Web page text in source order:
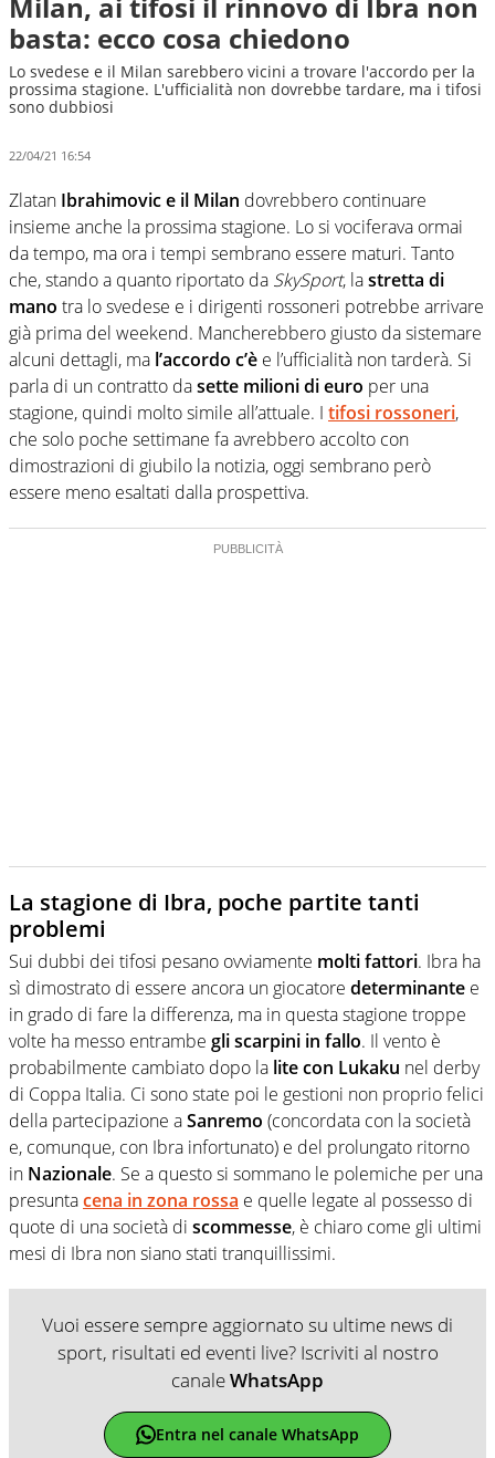
basta: ecco cosa chiedono
Lo svedese e il Milan sarebbero vicini a trovare l'accordo per la
prossima stagione. L'ufficialità non dovrebbe tardare, ma i tifosi
sono dubbiosi
22/04/21 16:54
Zlatan Ibrahimovic e il Milan dovrebbero continuare
insieme anche la prossima stagione. Lo si vociferava ormai
da tempo, ma ora i tempi sembrano essere maturi. Tanto
che, stando a quanto riportato da SkySport, lastretta di
mano tra lo svedese e i dirigenti rossoneri potrebbe arrivare
già prima del weekend. Mancherebbero giusto da sistemare
alcuni dettagli, ma l’accordo c’è e l’ufficialità non tarderà. Si
parla di un contratto dasette milioni di euro per una
stagione, quindi molto simile all’attuale. I tifosi rossoneri,
che solo poche settimane fa avrebbero accolto con
dimostrazioni di giubilo la notizia, oggi sembrano però
essere meno esaltati dalla prospettiva.
La stagione di Ibra, poche partite tanti
problemi
Sui dubbi dei tifosi pesano ovviamente molti fattori. Ibra ha
sì dimostrato di essere ancora un giocatore determinante e
in grado di fare la differenza, ma in questa stagione troppe
volte ha messo entrambe gli scarpini in fallo. Il vento è
probabilmente cambiato dopo la lite con Lukaku nel derby
di Coppa Italia. Ci sono state poi le gestioni non proprio felici
della partecipazione aSanremo (concordata con la società
e, comunque, con Ibra infortunato) e del prolungato ritorno
in Nazionale. Se a questo si sommano le polemiche per una
presuntacena in zona rossa e quelle legate al possesso di
quote di una società di scommesse, è chiaro come gli ultimi
mesi di Ibra non siano stati tranquillissimi.
Vuoi essere sempre aggiornato su ultime news di
sport, risultati ed eventi live? Iscriviti al nostro
canaleWhatsApp
Entra nel canale WhatsApp